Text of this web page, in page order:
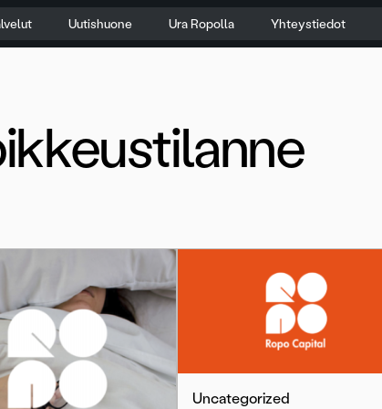
Uutishuone Ura Ropolla Yhteystiedot
Uncategorized